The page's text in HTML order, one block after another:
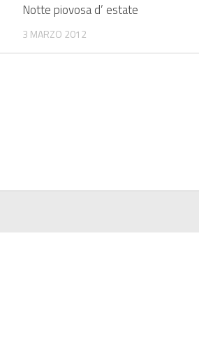
Notte piovosa d’ estate
3 MARZO 2012